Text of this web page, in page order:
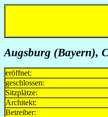
Augsburg (Bayern),
eröffnet:
geschlossen:
Sitzplätze:
Architekt:
Betreiber: